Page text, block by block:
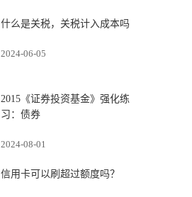
什么是关税，关税计入成本吗
2024-06-05
2015《证券投资基金》强化练
习：债券
2024-08-01
信用卡可以刷超过额度吗？